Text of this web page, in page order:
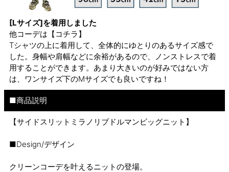
[Lサイズ]を着用しました
他コーデは 【コチラ】
Tシャツの上に着用して、全体的にゆとりのあるサイズ感で
した。身幅や肩幅などに余裕があるので、ノンストレスで着
用することができます。あまり大きいのが好みではない方
は、ワンサイズ下のMサイズでも良いですね！
■商品説明
【サイドスリットミラノリブドルマンビッグニット】
■Design/デザイン
クリーンコーデを叶えるニットの登場。